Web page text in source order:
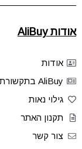
אודות AliBuy
אודות
AliBuy בתקשורת
גילוי נאות
תקנון האתר
צור קשר